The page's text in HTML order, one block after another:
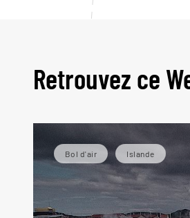
Retrouvez ce
Bol d'air Islande